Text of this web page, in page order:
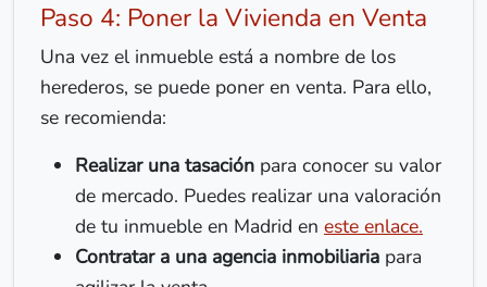
Paso 4: Poner la Vivienda en Venta
Una vez el inmueble está a nombre de los
herederos, se puede poner en venta. Para ello,
se recomienda:
Realizar una tasación para conocer su valor
de mercado. Puedes realizar una valoración
de tu inmueble en Madrid en este enlace.
Contratar a una agencia inmobiliaria para